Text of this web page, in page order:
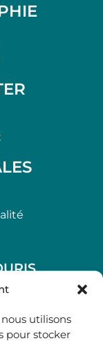
utilisons
pour stocker